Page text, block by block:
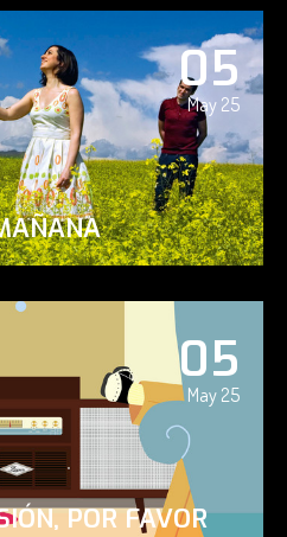
05
May 25
05
May 25
POR FAVOR